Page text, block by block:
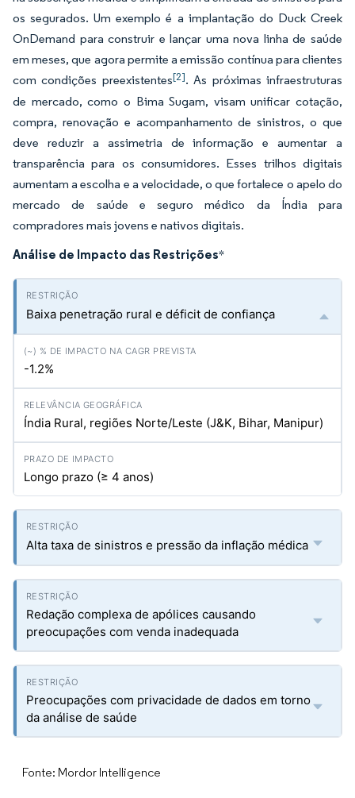
os segurados. Um exemplo é a implantação do Duck Creek
OnDemand para construir e lançar uma nova linha de saúde
em meses, que agora permite a emissão contínua para clientes
com condições preexistentes[2]. As próximas infraestruturas
de mercado, como o Bima Sugam, visam unificar cotação,
compra, renovação e acompanhamento de sinistros, o que
deve reduzir a assimetria de informação e aumentar a
transparência para os consumidores. Esses trilhos digitais
aumentam a escolha e a velocidade, o que fortalece o apelo do
mercado de saúde e seguro médico da Índia para
compradores mais jovens e nativos digitais.
Análise de Impacto das Restrições*
Baixa penetração rural e déficit de confiança
-1.2%
Índia Rural, regiões Norte/Leste (J&K, Bihar, Manipur)
Longo prazo (≥ 4 anos)
Alta taxa de sinistros e pressão da inflação médica
Redação complexa de apólices causando
preocupações com venda inadequada
Preocupações com privacidade de dados em torno
da análise de saúde
Fonte: Mordor Intelligence